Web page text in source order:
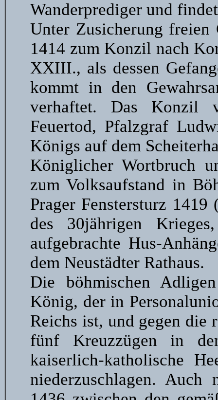
Wanderprediger und
Unter Zusicherung
1414 zum Konzil nach
XXIII., als dessen
kommt in den
verhaftet. Das Konzil
Feuertod, Pfalzgraf
Königs auf dem
Königlicher Wortbruch
zum Volksaufstand in
Prager Fenstersturz
des 30jährigen
aufgebrachte Hus-
dem Neustädter Rathaus.
Die böhmischen
König, der in
Reichs ist, und gegen
fünf Kreuzzügen in
kaiserlich-katholische
niederzuschlagen.